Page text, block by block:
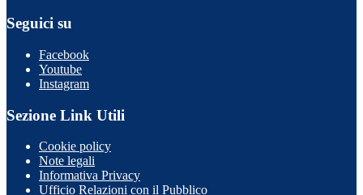
Seguici su
Facebook
Youtube
Instagram
Sezione Link Utili
Cookie policy
Note legali
Informativa Privacy
Ufficio Relazioni con il Pubblico